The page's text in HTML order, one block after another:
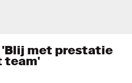
'Blij met prestatie
team'